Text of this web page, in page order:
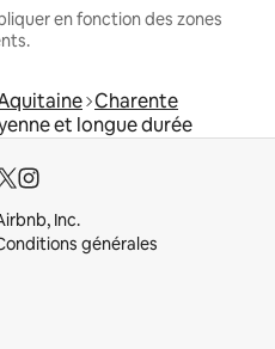
en fonction des zones
Charente
et longue durée
Inc.
générales